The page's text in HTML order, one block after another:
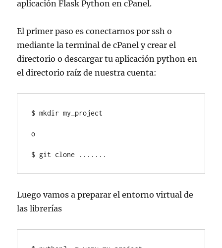
aplicación Flask Python en cPanel.
El primer paso es conectarnos por ssh o
mediante la terminal de cPanel y crear el
directorio o descargar tu aplicación python en
el directorio raíz de nuestra cuenta:
$ mkdir my_project
o
$ git clone .......
Luego vamos a preparar el entorno virtual de
las librerías